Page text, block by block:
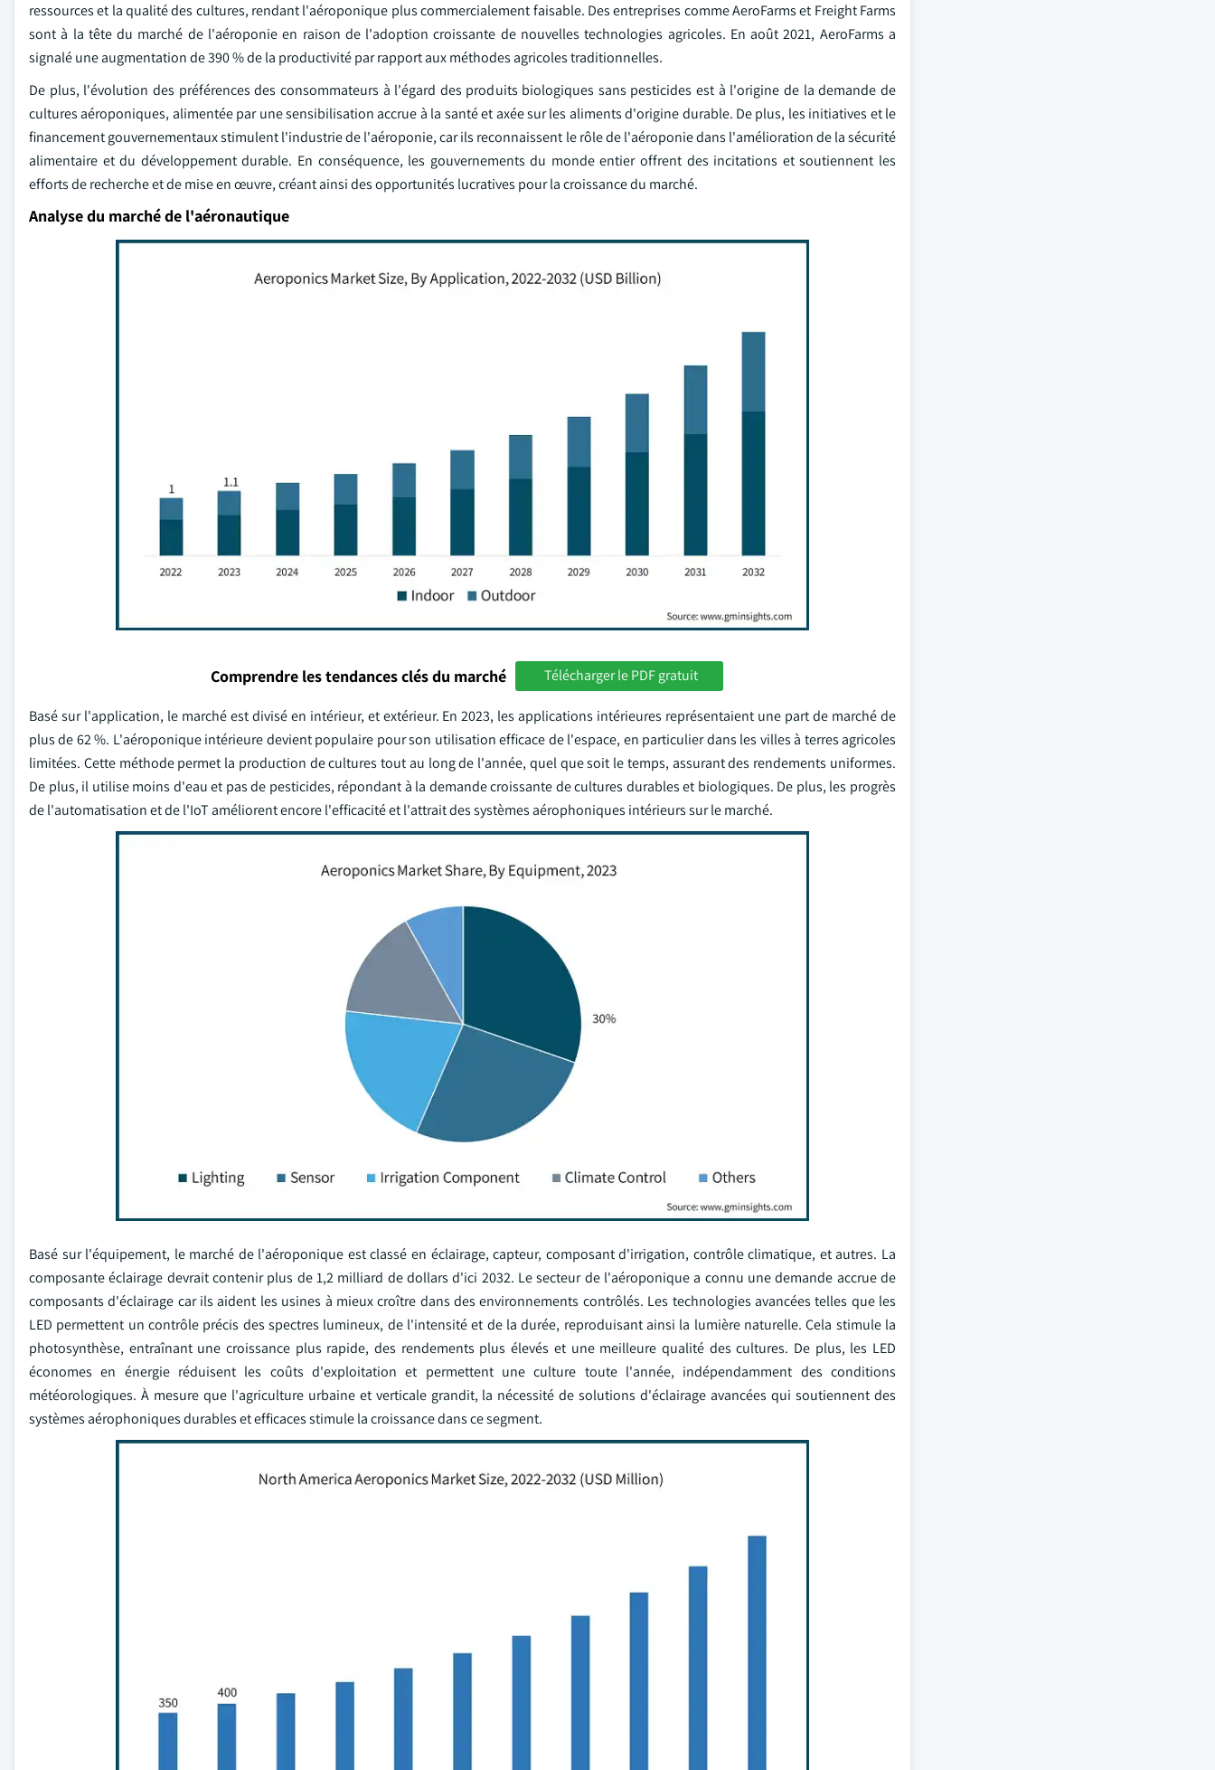
ressources et la qualité des cultures, rendant l'aéroponique plus commercialement faisable. Des entreprises comme AeroFarms et Freight Farms
sont à la tête du marché de l'aéroponie en raison de l'adoption croissante de nouvelles technologies agricoles. En août 2021, AeroFarms a
signalé une augmentation de 390 % de la productivité par rapport aux méthodes agricoles traditionnelles.
De plus, l'évolution des préférences des consommateurs à l'égard des produits biologiques sans pesticides est à l'origine de la demande de
cultures aéroponiques, alimentée par une sensibilisation accrue à la santé et axée sur les aliments d'origine durable. De plus, les initiatives et le
financement gouvernementaux stimulent l'industrie de l'aéroponie, car ils reconnaissent le rôle de l'aéroponie dans l'amélioration de la sécurité
alimentaire et du développement durable. En conséquence, les gouvernements du monde entier offrent des incitations et soutiennent les
efforts de recherche et de mise en œuvre, créant ainsi des opportunités lucratives pour la croissance du marché.
Analyse du marché de l'aéronautique
Comprendre les tendances clés du marché Télécharger le PDF gratuit
Basé sur l'application, le marché est divisé en intérieur, et extérieur. En 2023, les applications intérieures représentaient une part de marché de
plus de 62 %. L'aéroponique intérieure devient populaire pour son utilisation efficace de l'espace, en particulier dans les villes à terres agricoles
limitées. Cette méthode permet la production de cultures tout au long de l'année, quel que soit le temps, assurant des rendements uniformes.
De plus, il utilise moins d'eau et pas de pesticides, répondant à la demande croissante de cultures durables et biologiques. De plus, les progrès
de l'automatisation et de l'IoT améliorent encore l'efficacité et l'attrait des systèmes aérophoniques intérieurs sur le marché.
Basé sur l'équipement, le marché de l'aéroponique est classé en éclairage, capteur, composant d'irrigation, contrôle climatique, et autres. La
composante éclairage devrait contenir plus de 1,2 milliard de dollars d'ici 2032. Le secteur de l'aéroponique a connu une demande accrue de
composants d'éclairage car ils aident les usines à mieux croître dans des environnements contrôlés. Les technologies avancées telles que les
LED permettent un contrôle précis des spectres lumineux, de l'intensité et de la durée, reproduisant ainsi la lumière naturelle. Cela stimule la
photosynthèse, entraînant une croissance plus rapide, des rendements plus élevés et une meilleure qualité des cultures. De plus, les LED
économes en énergie réduisent les coûts d'exploitation et permettent une culture toute l'année, indépendamment des conditions
météorologiques. À mesure que l'agriculture urbaine et verticale grandit, la nécessité de solutions d'éclairage avancées qui soutiennent des
systèmes aérophoniques durables et efficaces stimule la croissance dans ce segment.